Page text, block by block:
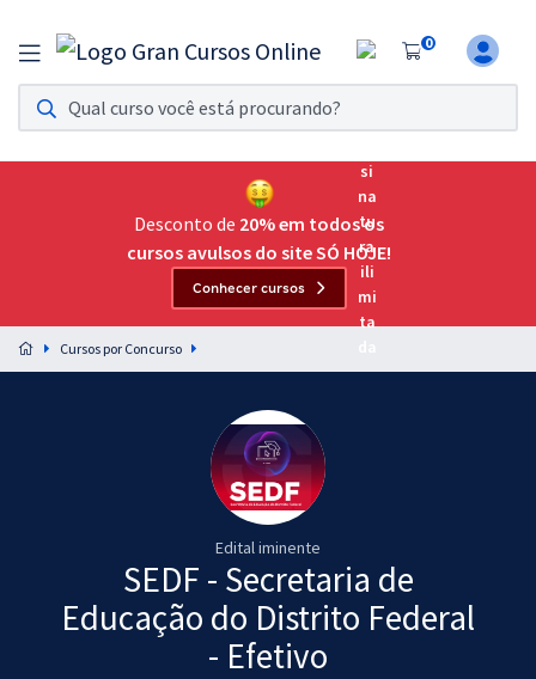
0
Assinatura Ilimitada 11
Acesso a todos os cursos. Teste grátis por 7 dias!
Assinatura OAB Até Passar
Acesso ilimitado a toda preparação para o Exame da
Preparação completa e intensiva para as principais
residências em saúde do Brasil
Graduação
Desconto de 20% em todos os
cursos avulsos do site SÓ HOJE!
Conhecer cursos
Cursos por Concurso
Edital iminente
SEDF - Secretaria de
Educação do Distrito Federal
- Efetivo